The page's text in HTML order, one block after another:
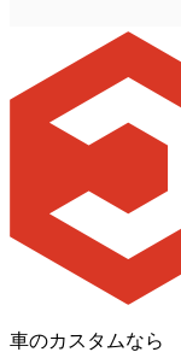
車のカスタムなら